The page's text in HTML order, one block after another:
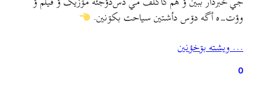
وؤت-ه أگه دۊس دأشتين سياحت بکۊنين.
RSS جي کارأکشين ؤ اۊن-ه شيمه فيدخؤن ٚ مئن…
… ويشته بۊخؤنين
0